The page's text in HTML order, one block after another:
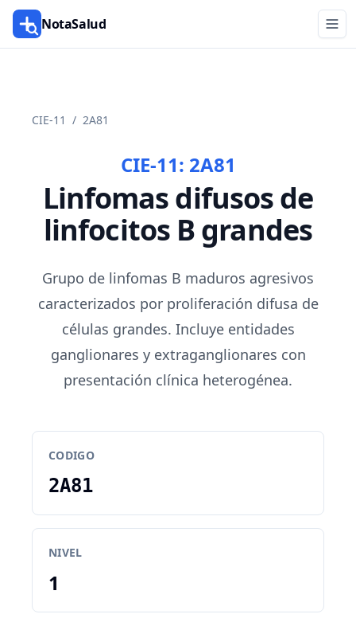
NotaSalud
CIE-11 / 2A81
CIE-11: 2A81
Linfomas difusos de
linfocitos B grandes
Grupo de linfomas B maduros agresivos
caracterizados por proliferación difusa de
células grandes. Incluye entidades
ganglionares y extraganglionares con
presentación clínica heterogénea.
CODIGO
2A81
NIVEL
1